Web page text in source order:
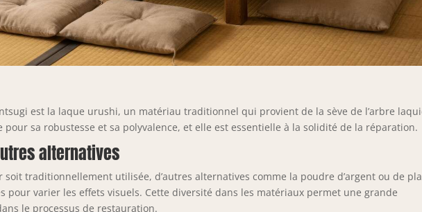
est la laque urushi, un matériau traditionnel qui provient de la sève de l’arbre
pour sa robustesse et sa polyvalence, et elle est essentielle à la solidité de la réparation.
alternatives
soit traditionnellement utilisée, d’autres alternatives comme la poudre d’argent ou de
pour varier les effets visuels. Cette diversité dans les matériaux permet une grande
le processus de restauration.